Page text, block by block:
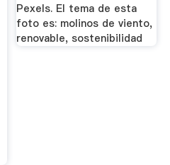
Pexels. El tema de esta
foto es: molinos de viento,
renovable, sostenibilidad